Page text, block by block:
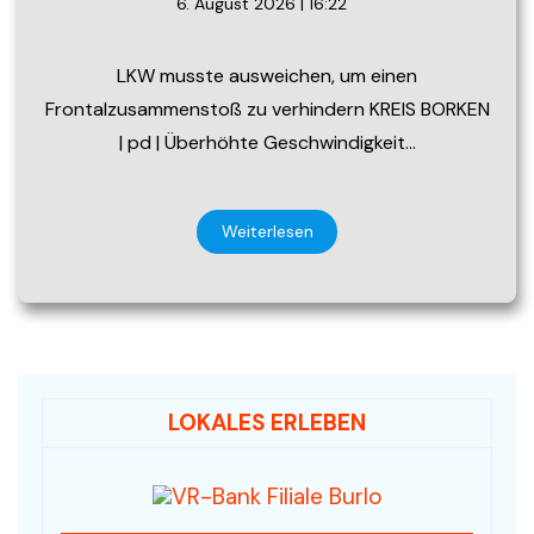
LKW musste ausweichen, um einen
Frontalzusammenstoß zu verhindern KREIS BORKEN
| pd | Überhöhte Geschwindigkeit…
Weiterlesen
LOKALES ERLEBEN